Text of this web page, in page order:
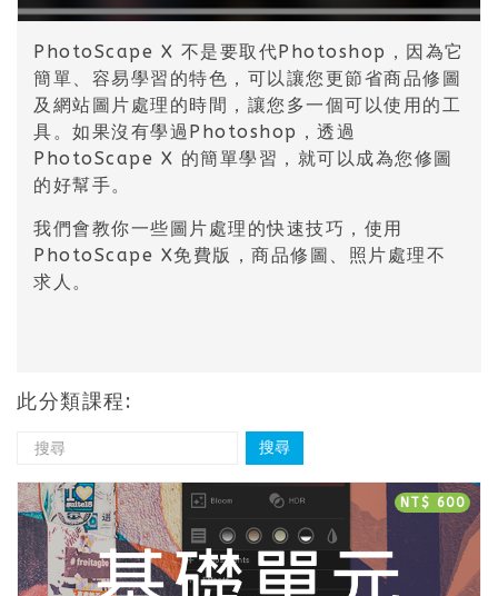
PhotoScape X 不是要取代Photoshop，因為它
簡單、容易學習的特色，可以讓您更節省商品修圖
及網站圖片處理的時間，讓您多一個可以使用的工
具。如果沒有學過Photoshop，透過
PhotoScape X 的簡單學習，就可以成為您修圖
的好幫手。
我們會教你一些圖片處理的快速技巧，使用
PhotoScape X免費版，商品修圖、照片處理不
求人。
此分類課程:
NT$ 600